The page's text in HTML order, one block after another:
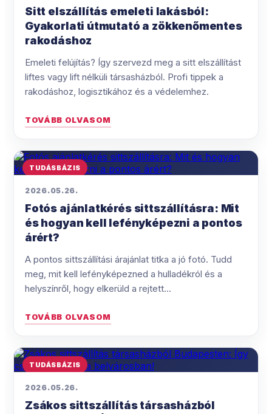
Sitt elszállítás emeleti lakásból:
Gyakorlati útmutató a zökkenőmentes
rakodáshoz
Emeleti felújítás? Így szervezd meg a sitt elszállítást
liftes vagy lift nélküli társasházból. Profi tippek a
rakodáshoz, logisztikához és a védelemhez.
TOVÁBB OLVASOM
TUDÁSBÁZIS
2026.05.26.
Fotós ajánlatkérés sittszállításra: Mit
és hogyan kell lefényképezni a pontos
árért?
A pontos sittszállítási árajánlat titka a jó fotó. Tudd
meg, mit kell lefényképezned a hulladékról és a
helyszínről, hogy elkerüld a rejtett...
TOVÁBB OLVASOM
TUDÁSBÁZIS
2026.05.26.
Zsákos sittszállítás társasházból